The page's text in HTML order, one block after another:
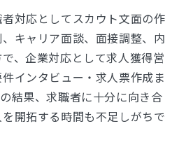
対応としてスカウト文面の作
キャリア面談、面接調整、内
、企業対応として求人獲得営
インタビュー・求人票作成ま
結果、求職者に十分に向き合
開拓する時間も不足しがちで